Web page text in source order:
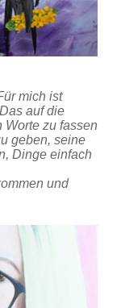
mich ist
auf die
zu fassen
geben, seine
Dinge einfach
und